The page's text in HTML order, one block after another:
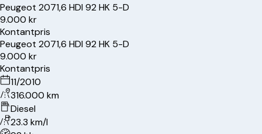
Peugeot 2071,6 HDI 92 HK 5-D
9.000 kr
Kontantpris
Peugeot 2071,6 HDI 92 HK 5-D
9.000 kr
Kontantpris
11/2010
316.000 km
Diesel
23.3 km/l